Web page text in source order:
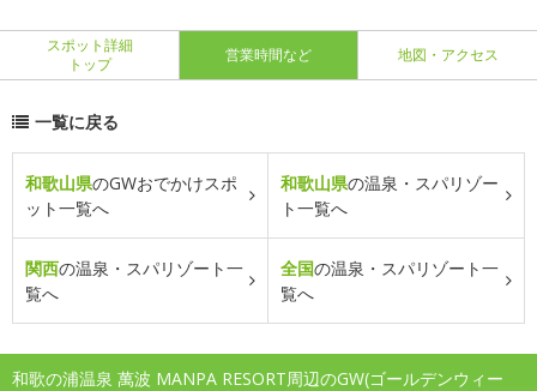
スポット詳細
トップ
営業時間など 地図・アクセス
一覧に戻る
和歌山県のGWおでかけスポ
ット一覧へ
和歌山県の温泉・スパリゾー
ト一覧へ
関西の温泉・スパリゾート一
覧へ
全国の温泉・スパリゾート一
覧へ
和歌の浦温泉 萬波 MANPA RESORT周辺のGW(ゴールデンウィー